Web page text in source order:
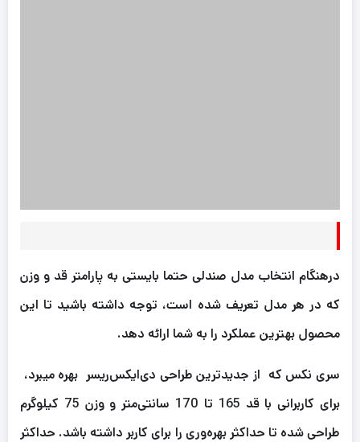
درهنگام انتخاب مدل صندلی حتما بایستی به پارامتر قد و وزن
که در هر مدل تعریف شده است، توجه داشته باشید تا این
محصول بهترین عملکرد را به شما ارائه دهد.
سری نکس که از جدیدترین طراحی دی‌ایکس‌ریسر بهره میبرد،
برای کاربرانی با قد 165 تا 170 سانتی‌متر و وزن 75 کیلوگرم
طراحی شده تا حداکثر بهره‌وری را برای کاربر داشته باشد. حداكثر